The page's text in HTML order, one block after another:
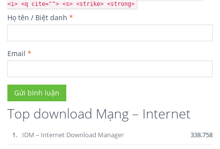
<i> <q cite=""> <s> <strike> <strong>
Họ tên / Biệt danh *
Email *
Top download Mạng – Internet
1. IDM – Internet Download Manager 338.758